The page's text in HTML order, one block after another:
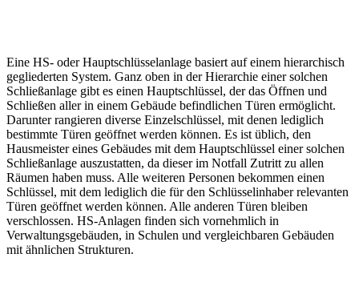
Eine HS- oder Hauptschlüsselanlage basiert auf einem hierarchisch
gegliederten System. Ganz oben in der Hierarchie einer solchen
Schließanlage gibt es einen Hauptschlüssel, der das Öffnen und
Schließen aller in einem Gebäude befindlichen Türen ermöglicht.
Darunter rangieren diverse Einzelschlüssel, mit denen lediglich
bestimmte Türen geöffnet werden können. Es ist üblich, den
Hausmeister eines Gebäudes mit dem Hauptschlüssel einer solchen
Schließanlage auszustatten, da dieser im Notfall Zutritt zu allen
Räumen haben muss. Alle weiteren Personen bekommen einen
Schlüssel, mit dem lediglich die für den Schlüsselinhaber relevanten
Türen geöffnet werden können. Alle anderen Türen bleiben
verschlossen. HS-Anlagen finden sich vornehmlich in
Verwaltungsgebäuden, in Schulen und vergleichbaren Gebäuden
mit ähnlichen Strukturen.